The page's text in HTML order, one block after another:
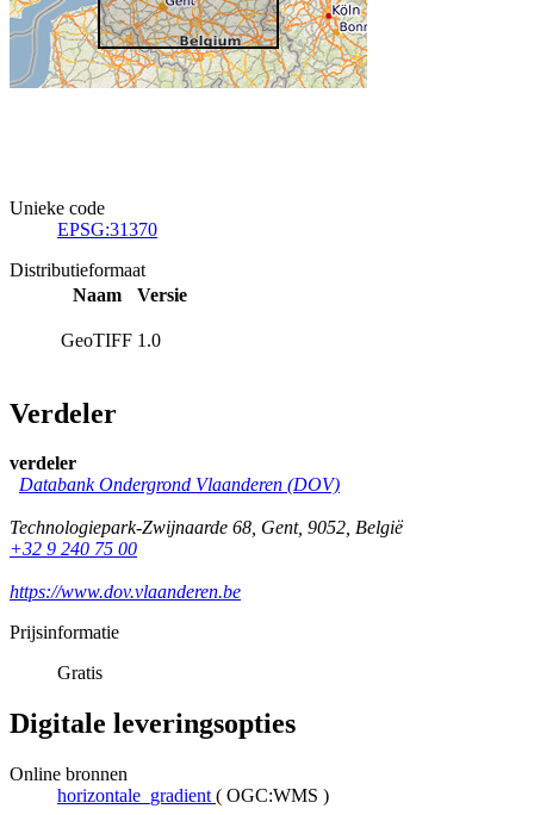
Unieke code
EPSG:31370
Distributieformaat
Naam
Versie
GeoTIFF 1.0
Verdeler
verdeler
Databank Ondergrond Vlaanderen (DOV)
Technologiepark-Zwijnaarde 68, Gent, 9052, België
+32 9 240 75 00
https://www.dov.vlaanderen.be
Prijsinformatie
Gratis
Digitale leveringsopties
Online bronnen
horizontale_gradient ( OGC:WMS )